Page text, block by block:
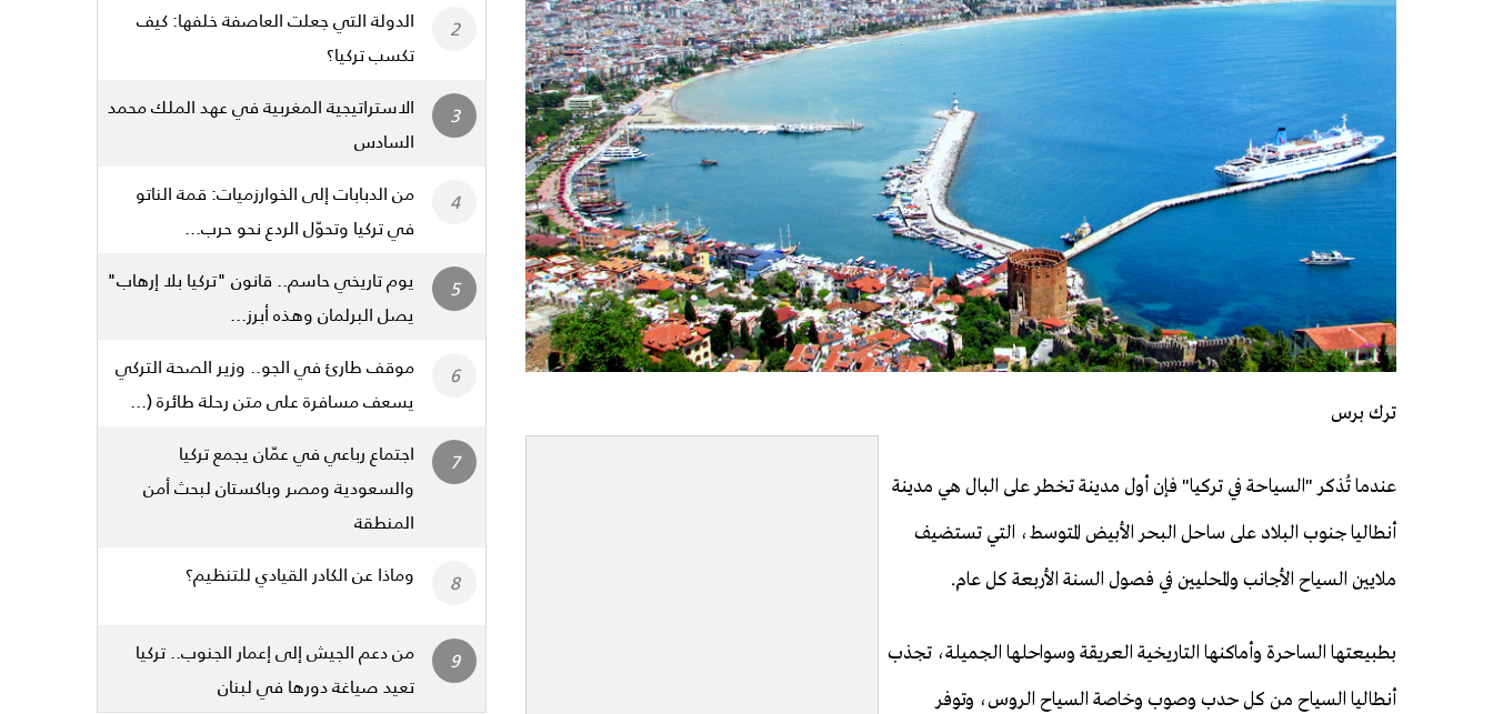
ترك برس
عندما تُذكر "السياحة في تركيا" فإن أول مدينة تخطر على البال هي مدينة
أنطاليا جنوب البلاد على ساحل البحر الأبيض المتوسط، التي تستضيف
ملايين السياح الأجانب والمحليين في فصول السنة الأربعة كل عام.
بطبيعتها الساحرة وأماكنها التاريخية العريقة وسواحلها الجميلة، تجذب
أنطاليا السياح من كل حدب وصوب وخاصة السياح الروس، وتوفر
الدولة التي جعلت العاصفة خلفها: كيف
تكسب تركيا؟
الاستراتيجية المغربية في عهد الملك محمد
السادس
من الدبابات إلى الخوارزميات: قمة الناتو
في تركيا وتحوّل الردع نحو حرب...
يوم تاريخي حاسم.. قانون "تركيا بلا إرهاب"
يصل البرلمان وهذه أبرز...
موقف طارئ في الجو.. وزير الصحة التركي
يسعف مسافرة على متن رحلة طائرة (...
اجتماع رباعي في عمّان يجمع تركيا
والسعودية ومصر وباكستان لبحث أمن
المنطقة
وماذا عن الكادر القيادي للتنظيم؟
من دعم الجيش إلى إعمار الجنوب.. تركيا
تعيد صياغة دورها في لبنان